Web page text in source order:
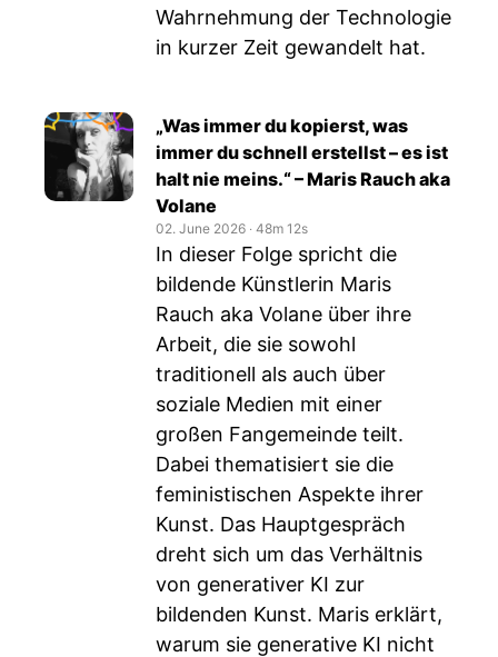
Wahrnehmung der Technologie
in kurzer Zeit gewandelt hat.
„Was immer du kopierst, was
immer du schnell erstellst – es ist
halt nie meins.“ – Maris Rauch aka
Volane
02. June 2026 ‧ 48m 12s
In dieser Folge spricht die
bildende Künstlerin Maris
Rauch aka Volane über ihre
Arbeit, die sie sowohl
traditionell als auch über
soziale Medien mit einer
großen Fangemeinde teilt.
Dabei thematisiert sie die
feministischen Aspekte ihrer
Kunst. Das Hauptgespräch
dreht sich um das Verhältnis
von generativer KI zur
bildenden Kunst. Maris erklärt,
warum sie generative KI nicht